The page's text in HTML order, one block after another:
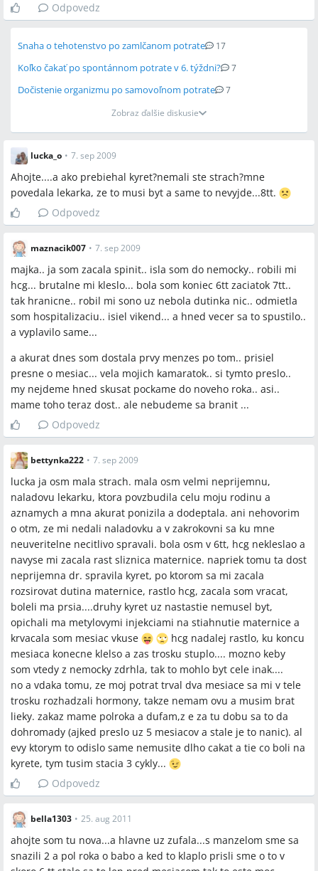
Odpovedz
Snaha o tehotenstvo po zamlčanom potrate 17
Koľko čakať po spontánnom potrate v 6. týždni? 7
Dočistenie organizmu po samovoľnom potrate
7
Zobraz ďalšie diskusie
lucka_o • 7. sep 2009
Ahojte....a ako prebiehal kyret?nemali ste strach?mne
povedala lekarka, ze to musi byt a same to nevyjde...8tt.
Odpovedz
maznacik007 • 7. sep 2009
majka.. ja som zacala spinit.. isla som do nemocky.. robili mi
hcg... brutalne mi kleslo... bola som koniec 6tt zaciatok 7tt..
tak hranicne.. robil mi sono uz nebola dutinka nic.. odmietla
som hospitalizaciu.. isiel vikend... a hned vecer sa to spustilo..
a vyplavilo same...
a akurat dnes som dostala prvy menzes po tom.. prisiel
presne o mesiac... vela mojich kamaratok.. si tymto preslo..
my nejdeme hned skusat pockame do noveho roka.. asi..
mame toho teraz dost.. ale nebudeme sa branit ...
Odpovedz
bettynka222 • 7. sep 2009
lucka ja osm mala strach. mala osm velmi neprijemnu,
naladovu lekarku, ktora povzbudila celu moju rodinu a
aznamych a mna akurat ponizila a dodeptala. ani nehovorim
o otm, ze mi nedali naladovku a v zakrokovni sa ku mne
neuveritelne necitlivo spravali. bola osm v 6tt, hcg nekleslao a
navyse mi zacala rast sliznica maternice. napriek tomu ta dost
neprijemna dr. spravila kyret, po ktorom sa mi zacala
rozsirovat dutina maternice, rastlo hcg, zacala som vracat,
boleli ma prsia....druhy kyret uz nastastie nemusel byt,
opichali ma metylovymi injekciami na stiahnutie maternice a
krvacala som mesiac vkuse
hcg nadalej rastlo, ku koncu
mesiaca konecne klelso a zas trosku stuplo.... mozno keby
som vtedy z nemocky zdrhla, tak to mohlo byt cele inak....
no a vdaka tomu, ze moj potrat trval dva mesiace sa mi v tele
trosku rozhadzali hormony, takze nemam ovu a musim brat
lieky. zakaz mame polroka a dufam,z e za tu dobu sa to da
dohromady (ajked preslo uz 5 mesiacov a stale je to nanic). al
evy ktorym to odislo same nemusite dlho cakat a tie co boli na
kyrete, tym tusim stacia 3 cykly...
Odpovedz
bella1303 • 25. aug 2011
ahojte som tu nova...a hlavne uz zufala...s manzelom sme sa
snazili 2 a pol roka o babo a ked to klaplo prisli sme o to v